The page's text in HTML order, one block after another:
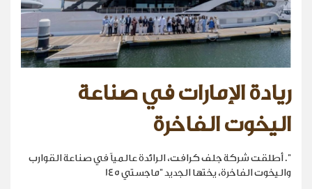
ريادة الإمارات في صناعة
اليخوت الفاخرة
". أطلقت شركة جلف كرافت، الرائدة عالمياً في صناعة القوارب
واليخوت الفاخرة، يختها الجديد "ماجستي 145